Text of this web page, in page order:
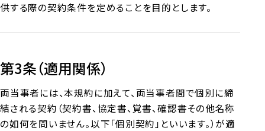
供する際の契約条件を定めることを目的とします。
第3条（適用関係）
両当事者には、本規約に加えて、両当事者間で個別に締
結される契約（契約書、協定書、覚書、確認書その他名称
の如何を問いません。以下「個別契約」といいます。）が適